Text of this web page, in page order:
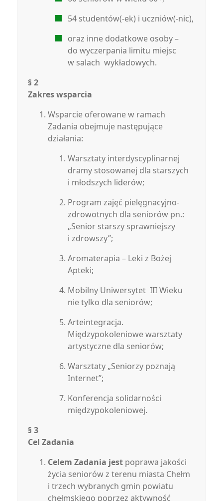
54 studentów(-ek) i uczniów(-nic),
oraz inne dodatkowe osoby –
do wyczerpania limitu miejsc
w salach wykładowych.
§ 2
Zakres wsparcia
Wsparcie oferowane w ramach
Zadania obejmuje następujące
działania:
Warsztaty interdyscyplinarnej
dramy stosowanej dla starszych
i młodszych liderów;
Program zajęć pielęgnacyjno-
zdrowotnych dla seniorów pn.:
„Senior starszy sprawniejszy
i zdrowszy”;
Aromaterapia – Leki z Bożej
Apteki;
Mobilny Uniwersytet III Wieku
nie tylko dla seniorów;
Arteintegracja.
Międzypokoleniowe warsztaty
artystyczne dla seniorów;
Warsztaty „Seniorzy poznają
Internet”;
Konferencja solidarności
międzypokoleniowej.
§ 3
Cel Zadania
Celem Zadania jest poprawa jakości
życia seniorów z terenu miasta Chełm
i trzech wybranych gmin powiatu
chełmskiego poprzez aktywność